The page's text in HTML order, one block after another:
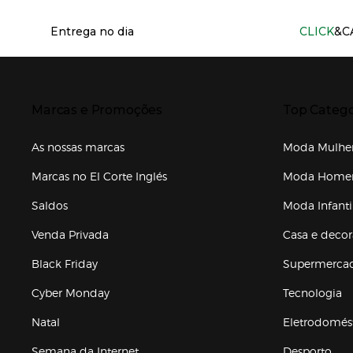
Entrega no dia CLICK
As nossas marcas
Marcas no El Corte Inglés
Saldos
Venda Privada
Black Friday
Cyber Monday
Natal
Moda
Moda
Moda
Casa e
Tecnologia